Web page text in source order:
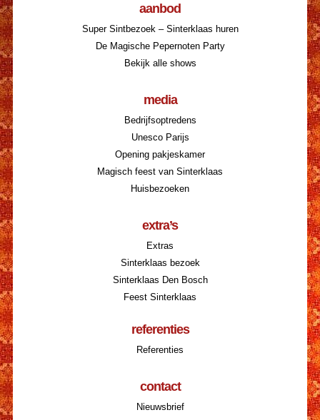
aanbod
Super Sintbezoek – Sinterklaas huren
De Magische Pepernoten Party
Bekijk alle shows
media
Bedrijfsoptredens
Unesco Parijs
Opening pakjeskamer
Magisch feest van Sinterklaas
Huisbezoeken
extra’s
Extras
Sinterklaas bezoek
Sinterklaas Den Bosch
Feest Sinterklaas
referenties
Referenties
contact
Nieuwsbrief